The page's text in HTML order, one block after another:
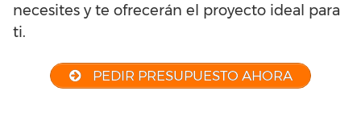
necesites y te ofrecerán el proyecto ideal para
ti.
PEDIR PRESUPUESTO AHORA